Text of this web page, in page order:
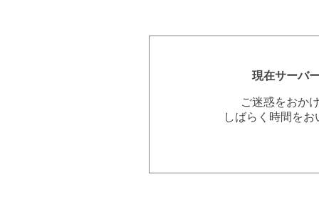
現在サーバ
ご迷惑をおか
しばらく時間を